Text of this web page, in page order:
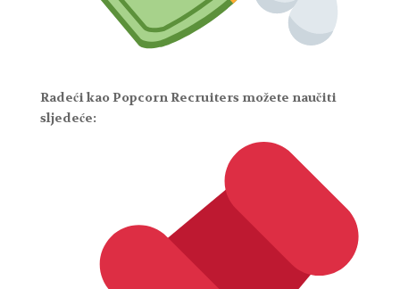
Radeći kao Popcorn Recruiters možete naučiti
sljedeće: